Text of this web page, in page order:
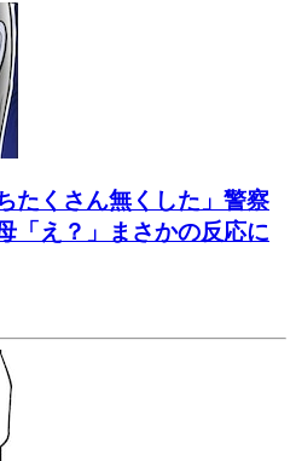
たくさん無くした」警察
「え？」まさかの反応に